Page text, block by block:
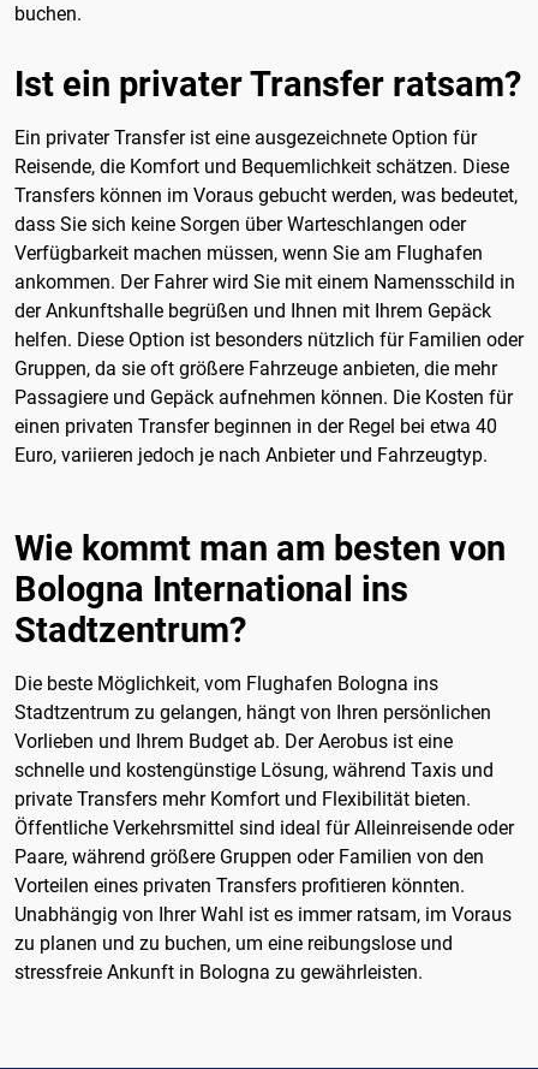
buchen.
Ist ein privater Transfer ratsam?
Ein privater Transfer ist eine ausgezeichnete Option für
Reisende, die Komfort und Bequemlichkeit schätzen. Diese
Transfers können im Voraus gebucht werden, was bedeutet,
dass Sie sich keine Sorgen über Warteschlangen oder
Verfügbarkeit machen müssen, wenn Sie am Flughafen
ankommen. Der Fahrer wird Sie mit einem Namensschild in
der Ankunftshalle begrüßen und Ihnen mit Ihrem Gepäck
helfen. Diese Option ist besonders nützlich für Familien oder
Gruppen, da sie oft größere Fahrzeuge anbieten, die mehr
Passagiere und Gepäck aufnehmen können. Die Kosten für
einen privaten Transfer beginnen in der Regel bei etwa 40
Euro, variieren jedoch je nach Anbieter und Fahrzeugtyp.
Wie kommt man am besten von
Bologna International ins
Stadtzentrum?
Die beste Möglichkeit, vom Flughafen Bologna ins
Stadtzentrum zu gelangen, hängt von Ihren persönlichen
Vorlieben und Ihrem Budget ab. Der Aerobus ist eine
schnelle und kostengünstige Lösung, während Taxis und
private Transfers mehr Komfort und Flexibilität bieten.
Öffentliche Verkehrsmittel sind ideal für Alleinreisende oder
Paare, während größere Gruppen oder Familien von den
Vorteilen eines privaten Transfers profitieren könnten.
Unabhängig von Ihrer Wahl ist es immer ratsam, im Voraus
zu planen und zu buchen, um eine reibungslose und
stressfreie Ankunft in Bologna zu gewährleisten.